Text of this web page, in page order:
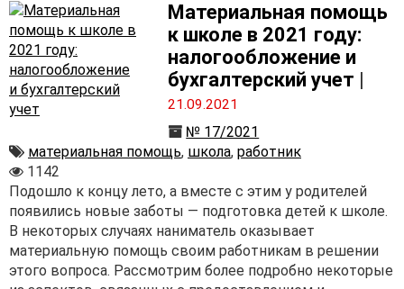
Материальная помощь
к школе в 2021 году:
налогообложение и
бухгалтерский учет
21.09.2021
№ 17/2021
материальная помощь, школа, работник
1142
Подошло к концу лето, а вместе с этим у родителей
появились новые заботы — подготовка детей к школе.
В некоторых случаях наниматель оказывает
материальную помощь своим работникам в решении
этого вопроса. Рассмотрим более подробно некоторые